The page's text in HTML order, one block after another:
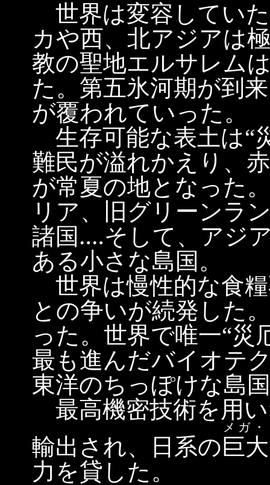
世界は変容してい
カや西、北アジアは
教の聖地エルサレム
た。第五氷河期が到
が覆われていった。
生存可能な表土は“
難民が溢れかえり、
が常夏の地となった
リア、旧グリーンラ
諸国‥‥そして、アジ
ある小さな島国。
世界は慢性的な食
との争いが続発した
った。世界で唯一“災
最も進んだバイオテ
東洋のちっぽけな島
最高機密技術を用
輸出され、日系の巨
メガ
力を貸した。